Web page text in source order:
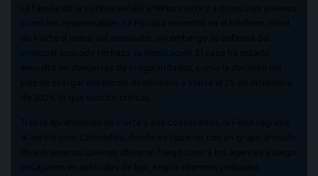
La familia de la víctima señaló a Yerko Iriarte y a otros tres jóvenes
como los responsables. La Fiscalía encontró en el teléfono móvil
de Iriarte el video del asesinato; sin embargo, la defensa del
principal acusado rechazó su implicación. El caso ha estado
envuelto en denuncias de irregularidades, como la decisión del
juez de otorgar detención domiciliaria a Iriarte el 25 de diciembre
de 2025, lo que suscitó críticas.
Tras la aprehensión de Iriarte y sus coacusados, la Felcn regresó
al aeródromo Coloradillo, donde se toparon con un grupo armado
de extranjeros, quienes abrieron fuego contra los agentes y luego
escaparon en vehículos de lujo, según informes policiales.